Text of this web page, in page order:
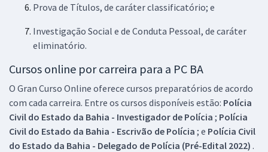
Prova de Títulos, de caráter classificatório; e
Investigação Social e de Conduta Pessoal, de caráter
eliminatório.
Cursos online por carreira para a PC BA
O Gran Curso Online oferece cursos preparatórios de acordo
com cada carreira. Entre os cursos disponíveis estão: Polícia
Civil do Estado da Bahia - Investigador de Polícia ; Polícia
Civil do Estado da Bahia - Escrivão de Polícia ; e Polícia Civil
do Estado da Bahia - Delegado de Polícia (Pré-Edital 2022) .